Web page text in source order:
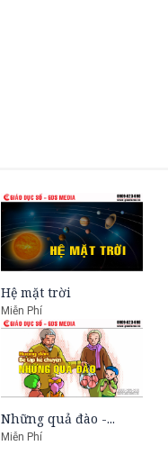
Hệ mặt trời
Miễn Phí
Những quả đào -...
Miễn Phí